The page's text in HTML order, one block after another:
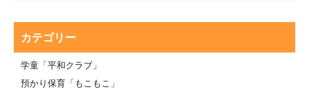
カテゴリー
学童「平和クラブ」
預かり保育「もこもこ」